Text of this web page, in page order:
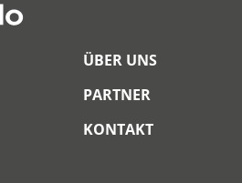
ÜBER UNS
PARTNER
KONTAKT